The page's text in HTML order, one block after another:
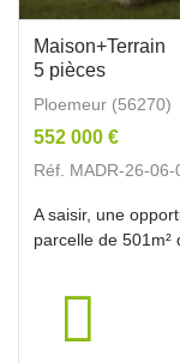
Maison+Terrain
5 pièces
Ploemeur (56270)
552 000 €
Réf. MADR-26-06-
A saisir, une
parcelle de 501m²